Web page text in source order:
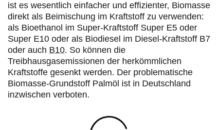
ist es wesentlich einfacher und effizienter, Biomasse
direkt als Beimischung im Kraftstoff zu verwenden:
als Bioethanol im Super-Kraftstoff Super E5 oder
Super E10 oder als Biodiesel im Diesel-Kraftstoff B7
oder auch B10. So können die
Treibhausgasemissionen der herkömmlichen
Kraftstoffe gesenkt werden. Der problematische
Biomasse-Grundstoff Palmöl ist in Deutschland
inzwischen verboten.